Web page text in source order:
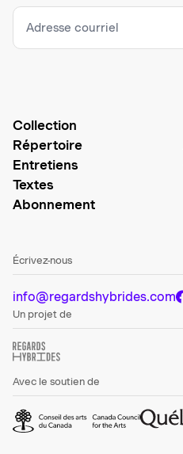
Collection
Répertoire
Entretiens
Textes
Abonnement
Écrivez-nous
info@regardshybrides.com
Un projet de
Avec le soutien de